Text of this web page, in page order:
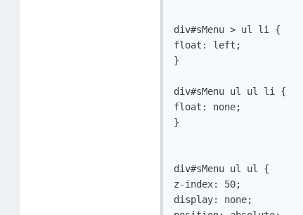
div#sMenu > ul li {
float: left;
}
div#sMenu ul ul li {
float: none;
}
div#sMenu ul ul {
z-index: 50;
display: none;